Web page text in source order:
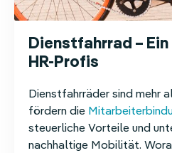
Dienstfahrrad –
HR-Profis
Dienstfahrräder sind mehr
fördern die
steuerliche Vorteile und
nachhaltige Mobilität.